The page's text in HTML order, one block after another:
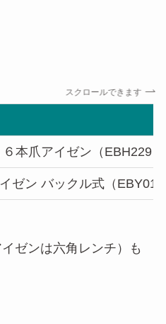
スクロールできます
本爪アイゼン（EBH229）
ゼン バックル式（
ゼンは六角レンチ）も